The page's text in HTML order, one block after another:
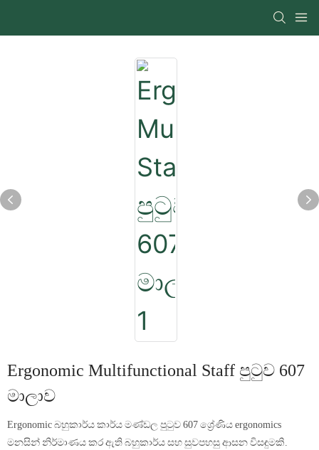
Ergonomic Multifunctional Staff පුටුව 607
මාලාව
Ergonomic බහුකාර්ය කාර්ය මණ්ඩල පුටුව 607 ශ්‍රේණිය ergonomics
මනසින් නිර්මාණය කර ඇති බහුකාර්ය සහ සුවපහසු ආසන විසඳුමකි.